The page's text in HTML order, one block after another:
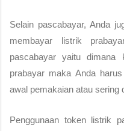
Selain pascabayar, Anda
membayar listrik
pascabayar yaitu dimana
prabayar maka Anda
awal pemakaian atau sering
Penggunaan token listrik